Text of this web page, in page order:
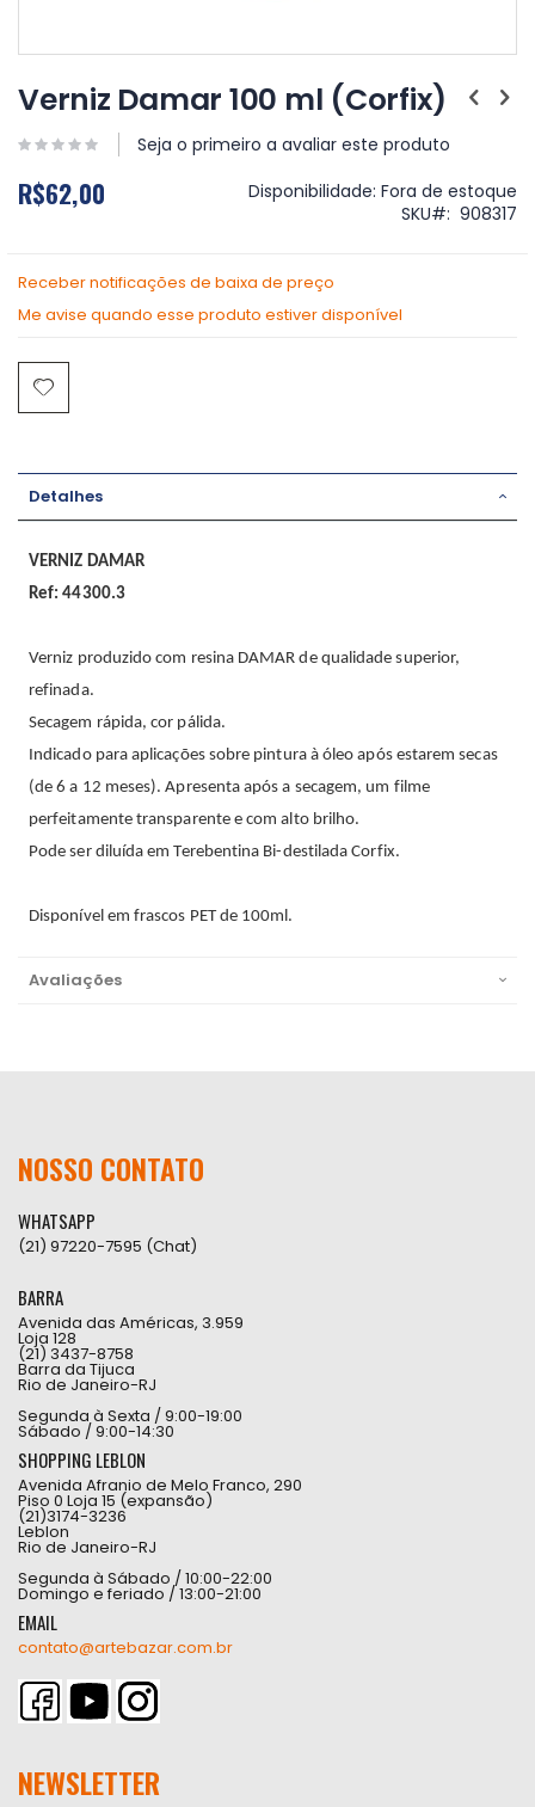
para
o
da
de
Verniz Damar 100 ml (Corfix)
Seja o primeiro a avaliar este produto
R$62,00 Disponibilidade: Fora de estoque
SKU
908317
Receber notificações de baixa de preço
Me avise quando esse produto estiver disponível
Detalhes
VERNIZ DAMAR
Ref: 44300.3
Verniz produzido com resina DAMAR de qualidade superior,
refinada.
Secagem rápida, cor pálida.
Indicado para aplicações sobre pintura à óleo após estarem secas
(de 6 a 12 meses). Apresenta após a secagem, um filme
perfeitamente transparente e com alto brilho.
Pode ser diluída em Terebentina Bi-destilada Corfix.
Disponível em frascos PET de 100ml.
Avaliações
NOSSO CONTATO
WHATSAPP
(21) 97220-7595 (Chat)
BARRA
Avenida das Américas, 3.959
Loja 128
(21) 3437-8758
Barra da Tijuca
Rio de Janeiro-RJ
Segunda à Sexta / 9:00-19:00
Sábado / 9:00-14:30
SHOPPING LEBLON
Avenida Afranio de Melo Franco, 290
Piso 0 Loja 15 (expansão)
(21)3174-3236
Leblon
Rio de Janeiro-RJ
Segunda à Sábado / 10:00-22:00
Domingo e feriado / 13:00-21:00
EMAIL
contato@artebazar.com.br
NEWSLETTER